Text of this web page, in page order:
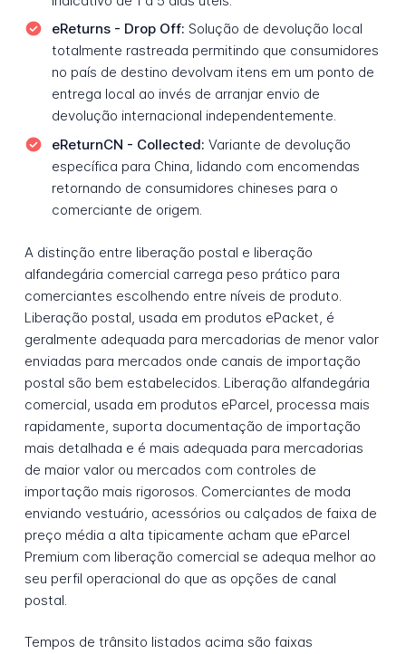
eReturns - Drop Off: Solução de devolução local
totalmente rastreada permitindo que consumidores
no país de destino devolvam itens em um ponto de
entrega local ao invés de arranjar envio de
devolução internacional independentemente.
eReturnCN - Collected: Variante de devolução
específica para China, lidando com encomendas
retornando de consumidores chineses para o
comerciante de origem.
A distinção entre liberação postal e liberação
alfandegária comercial carrega peso prático para
comerciantes escolhendo entre níveis de produto.
Liberação postal, usada em produtos ePacket, é
geralmente adequada para mercadorias de menor valor
enviadas para mercados onde canais de importação
postal são bem estabelecidos. Liberação alfandegária
comercial, usada em produtos eParcel, processa mais
rapidamente, suporta documentação de importação
mais detalhada e é mais adequada para mercadorias
de maior valor ou mercados com controles de
importação mais rigorosos. Comerciantes de moda
enviando vestuário, acessórios ou calçados de faixa de
preço média a alta tipicamente acham que eParcel
Premium com liberação comercial se adequa melhor ao
seu perfil operacional do que as opções de canal
postal.
Tempos de trânsito listados acima são faixas